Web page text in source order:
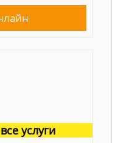
услуги